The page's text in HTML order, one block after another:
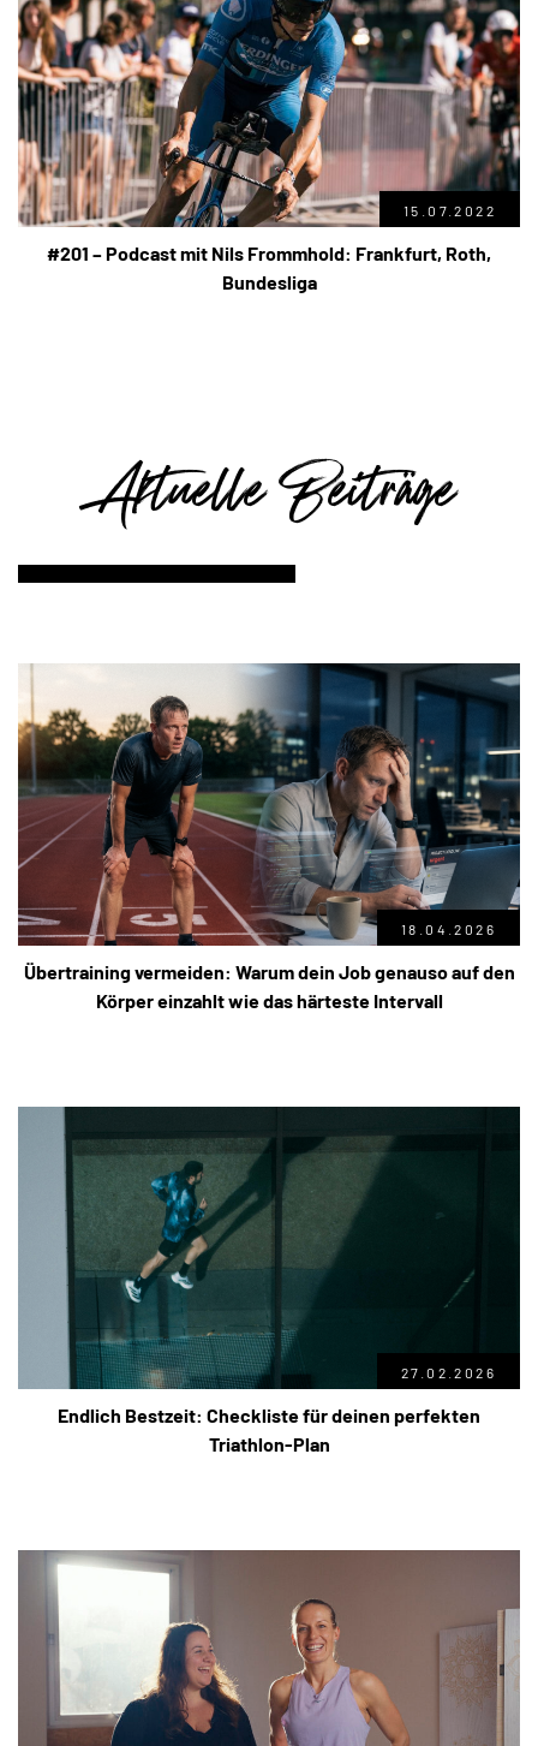
15.07.2022
#201 – Podcast mit Nils Frommhold: Frankfurt, Roth,
Bundesliga
Aktuelle Beiträge
18.04.2026
Übertraining vermeiden: Warum dein Job genauso auf den
Körper einzahlt wie das härteste Intervall
27.02.2026
Endlich Bestzeit: Checkliste für deinen perfekten
Triathlon-Plan